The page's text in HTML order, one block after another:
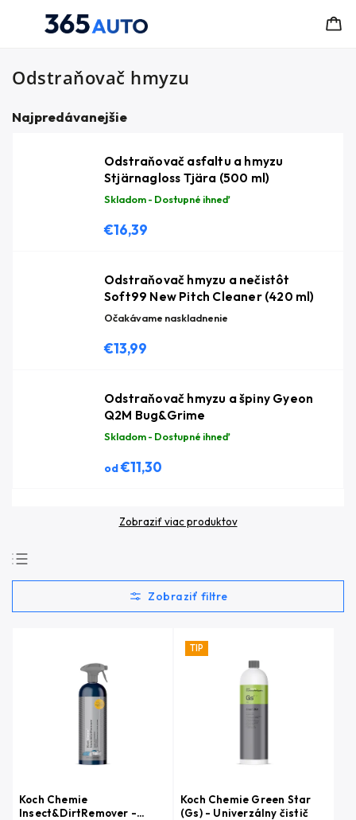
Odstraňovač hmyzu
Najpredávanejšie
Odstraňovač asfaltu a hmyzu
Stjärnagloss Tjära (500 ml)
Skladom - Dostupné ihneď
€16,39
Odstraňovač hmyzu a nečistôt
Soft99 New Pitch Cleaner (420 ml)
Očakávame naskladnenie
€13,99
Odstraňovač hmyzu a špiny Gyeon
Q2M Bug&Grime
Skladom - Dostupné ihneď
od€11,30
Zobraziť viac produktov
Najpredávanejšie
Najlacnejšie
Abecedne
Koch Chemie
Insect&DirtRemover -
TIP
Koch Chemie Green Star
(Gs) - Univerzálny čistič